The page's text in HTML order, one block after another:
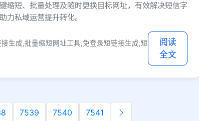
缩短、批量处理及随时更换目标网址，有效解决短信字
力私域运营提升转化。
生成,批量缩短网址工具,免登录短链接生成,短
阅读
全文
7539 7540 7541